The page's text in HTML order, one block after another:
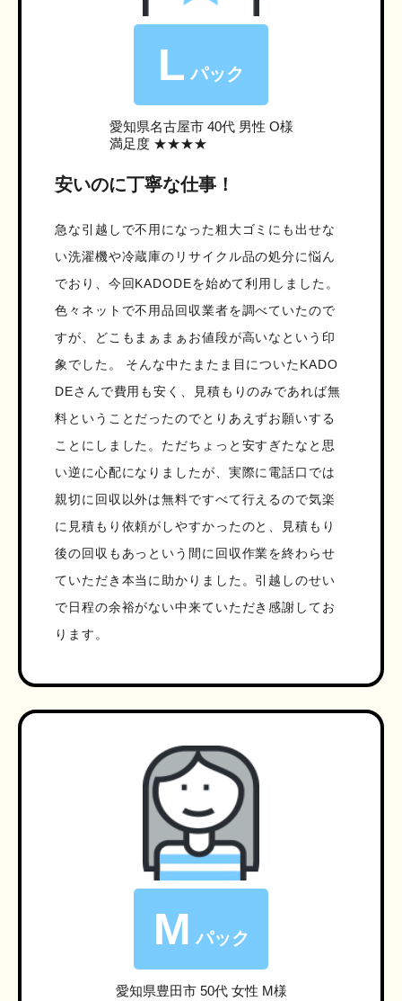
L パック
愛知県名古屋市40代 男性 O様
満足度 ★★★★
安いのに丁寧な仕事！
急な引越しで不用になった粗大ゴミにも出せな
い洗濯機や冷蔵庫のリサイクル品の処分に悩ん
でおり、今回KADODEを始めて利用しました。
色々ネットで不用品回収業者を調べていたので
すが、どこもまぁまぁお値段が高いなという印
象でした。 そんな中たまたま目についたKADO
DEさんで費用も安く、見積もりのみであれば無
料ということだったのでとりあえずお願いする
ことにしました。ただちょっと安すぎたなと思
い逆に心配になりましたが、実際に電話口では
親切に回収以外は無料ですべて行えるので気楽
に見積もり依頼がしやすかったのと、見積もり
後の回収もあっという間に回収作業を終わらせ
ていただき本当に助かりました。引越しのせい
で日程の余裕がない中来ていただき感謝してお
ります。
M パック
愛知県豊田市50代 女性 M様